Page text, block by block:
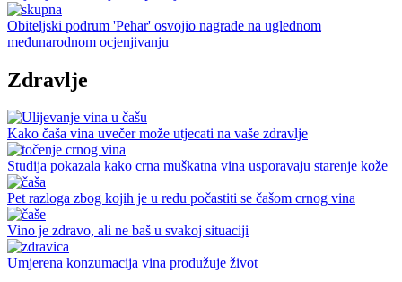
Obiteljski podrum 'Pehar' osvojio nagrade na uglednom
međunarodnom ocjenjivanju
Zdravlje
Kako čaša vina uvečer može utjecati na vaše zdravlje
Studija pokazala kako crna muškatna vina usporavaju starenje kože
Pet razloga zbog kojih je u redu počastiti se čašom crnog vina
Vino je zdravo, ali ne baš u svakoj situaciji
Umjerena konzumacija vina produžuje život